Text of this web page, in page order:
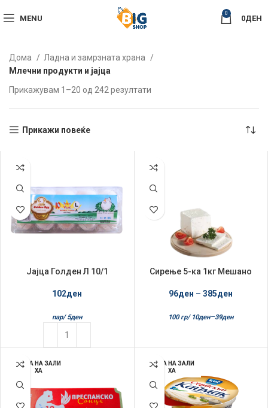
MENU
0
0ДЕН
Дома
Ладна и замрзната храна
Млечни продукти и јајца
Прикажувам 1–20 од 242 резултати
Прикажи повеќе
Јајца Голден Л 10/1
102ден
пар/ 5ден
Сирење 5-ка 1кг Мешано
96ден –385ден
100 гр/ 10ден–39ден
НЕМА НА ЗАЛИ
ХА
НЕМА НА ЗАЛИ
ХА